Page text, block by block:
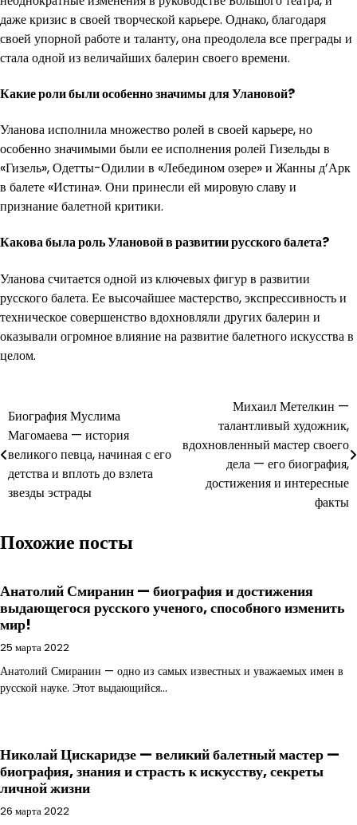
даже кризис в своей творческой карьере. Однако, благодаря
своей упорной работе и таланту, она преодолела все преграды и
стала одной из величайших балерин своего времени.
Какие роли были особенно значимы для Улановой?
Уланова исполнила множество ролей в своей карьере, но
особенно значимыми были ее исполнения ролей Гизельды в
«Гизель», Одетты-Одилии в «Лебедином озере» и Жанны д’Арк
в балете «Истина». Они принесли ей мировую славу и
признание балетной критики.
Какова была роль Улановой в развитии русского балета?
Уланова считается одной из ключевых фигур в развитии
русского балета. Ее высочайшее мастерство, экспрессивность и
техническое совершенство вдохновляли других балерин и
оказывали огромное влияние на развитие балетного искусства в
целом.
Навигация
по
записям
Биография Муслима
Магомаева — история
великого певца, начиная с его
детства и вплоть до взлета
звезды эстрады
Михаил Метелкин —
талантливый художник,
вдохновленный мастер своего
дела — его биография,
достижения и интересные
факты
Похожие посты
Анатолий Смиранин — биография и достижения
выдающегося русского ученого, способного изменить
мир!
25 марта 2022
Анатолий Смиранин — одно из самых известных и уважаемых имен в
русской науке. Этот выдающийся…
Николай Цискаридзе — великий балетный мастер —
биография, знания и страсть к искусству, секреты
личной жизни
26 марта 2022